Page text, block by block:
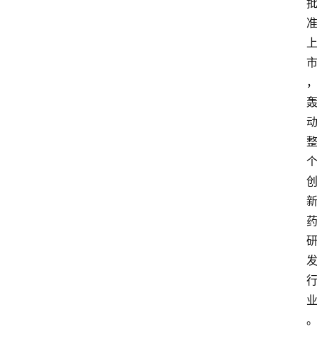
批
准
上
市
，
轰
动
整
个
创
新
药
研
发
行
业
。